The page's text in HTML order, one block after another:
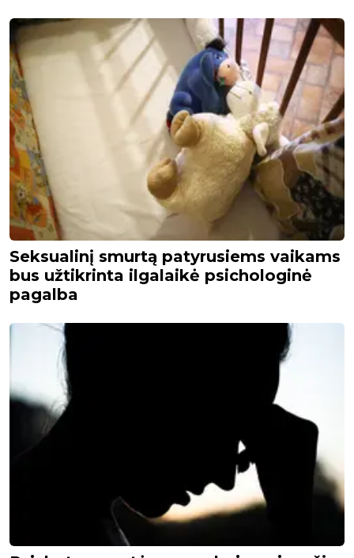
Seksualinį smurtą patyrusiems vaikams
bus užtikrinta ilgalaikė psichologinė
pagalba